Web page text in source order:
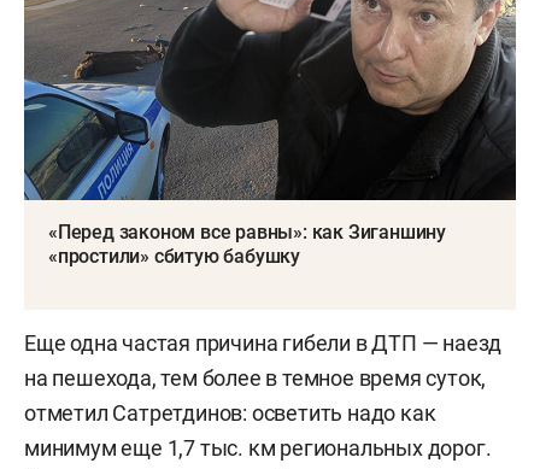
«Перед законом все равны»: как Зиганшину
«простили» сбитую бабушку
Еще одна частая причина гибели в ДТП — наезд
на пешехода, тем более в темное время суток,
отметил Сатретдинов: осветить надо как
минимум еще 1,7 тыс. км региональных дорог.